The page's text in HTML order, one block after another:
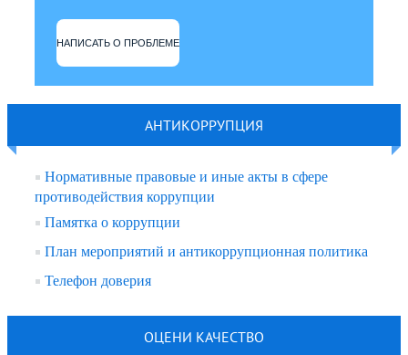
НАПИСАТЬ О ПРОБЛЕМЕ
АНТИКОРРУПЦИЯ
Нормативные правовые и иные акты в сфере
противодействия коррупции
Памятка о коррупции
План мероприятий и антикоррупционная политика
Телефон доверия
ОЦЕНИ КАЧЕСТВО